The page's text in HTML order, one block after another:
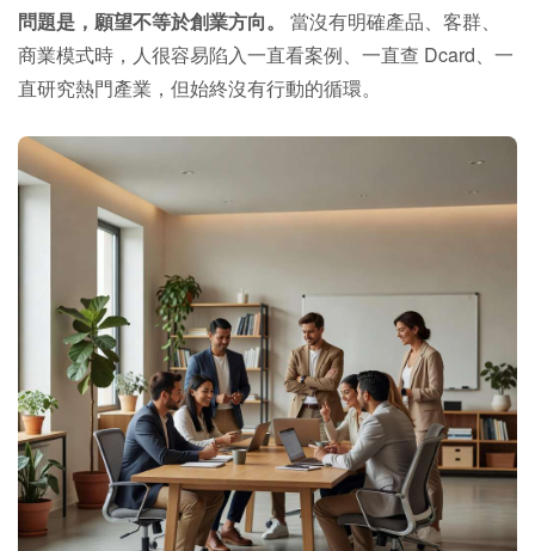
問題是，願望不等於創業方向。
當沒有明確產品、客群、
商業模式時，人很容易陷入一直看案例、一直查 Dcard、一
直研究熱門產業，但始終沒有行動的循環。